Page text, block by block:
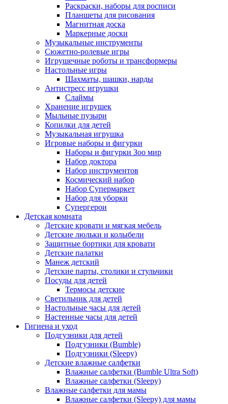
Раскраски, наборы для росписи
Планшеты для рисования
Магнитная доска
Маркерные доски
Музыкальные инструменты
Сюжетно-ролевые игры
Игрушечные роботы и трансформеры
Настольные игры
Шахматы, шашки, нарды
Антистресс игрушки
Слаймы
Хранение игрушек
Мыльные пузыри
Копилки для детей
Музыкальная игрушка
Игровые наборы и фигурки
Наборы и фигурки Зоо мир
Набор доктора
Набор инструментов
Космический набор
Hабор Супермаркет
Набор для уборки
Супергерои
Детская комната
Детские кровати и мягкая мебель
Детские люльки и колыбели
Защитные бортики для кровати
Детские палатки
Манеж детский
Детские парты, столики и стульчики
Посуды для детей
Термосы детские
Светильник для детей
Настольные часы для детей
Настенные часы для детей
Гигиена и уход
Подгузники для детей
Подгузники (Bumble)
Подгузники (Sleepy)
Детские влажные салфетки
Влажные салфетки (Bumble Ultra Soft)
Влажные салфетки (Sleepy)
Влажные салфетки для мамы
Влажные салфетки (Sleepy) для мамы